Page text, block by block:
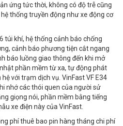
ứng tức thời, không có độ trễ cũng
thống truyền động như xe động cơ
túi khí, hệ thống cảnh báo chống
cảnh báo phương tiện cắt ngang
báo luồng giao thông đến khi mở
phần mềm từ xa, tự động phát
với trạm dịch vụ. VinFast VF E34
nhớ các thói quen của người sử
giọng nói, phần mềm bằng tiếng
xe điện này của VinFast.
phí thuê bao pin hàng tháng chi phí